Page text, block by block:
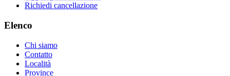
Richiedi cancellazione
Elenco
Chi siamo
Contatto
Località
Province